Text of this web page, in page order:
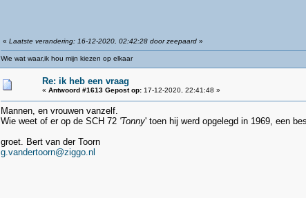
« Laatste verandering: 16-12-2020, 02:42:28 door zeepaard»
Wie wat waar,ik hou mijn kiezen op elkaar
Re: ik heb een vraag
« Antwoord #1613 Gepost op:17-12-2020, 22:41:48 »
Mannen, en vrouwen vanzelf.
Wie weet of er op de SCH 72 'Tonny' toen hij werd opgelegd in 1969, een
groet. Bert van der Toorn
g.vandertoorn@ziggo.nl